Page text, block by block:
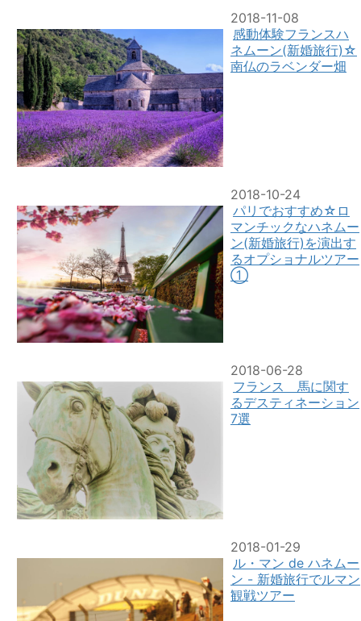
2018-11-08
感動体験フランスハ
ネムーン(新婚旅行)☆
南仏のラベンダー畑
2018-10-24
パリでおすすめ☆ロ
マンチックなハネムー
ン(新婚旅行)を演出す
るオプショナルツアー
①
2018-06-28
フランス 馬に関す
るデスティネーション
7選
2018-01-29
ル・マン de ハネムー
ン - 新婚旅行でルマン
観戦ツアー